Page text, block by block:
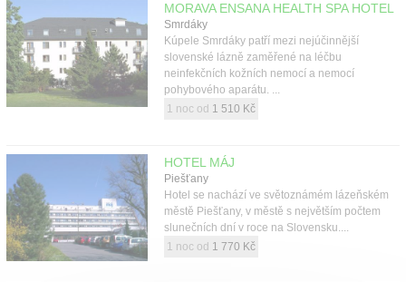
MORAVA ENSANA HEALTH SPA HOTEL
Smrdáky
Kúpele Smrdáky patří mezi nejúčinnější
slovenské lázně zaměřené na léčbu
neinfekčních kožních nemocí a nemocí
pohybového aparátu. ...
1 noc od 1 510 Kč
HOTEL MÁJ
Piešťany
Hotel se nachází ve světoznámém lázeňském
městě Piešťany, v městě s největším počtem
slunečních dní v roce na Slovensku....
1 noc od 1 770 Kč